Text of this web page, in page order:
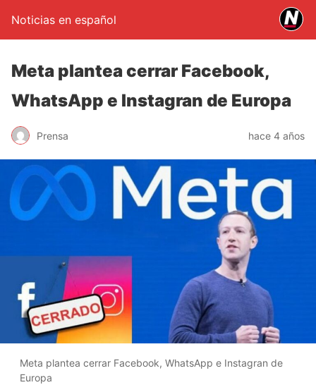
Noticias en español
Meta plantea cerrar Facebook,
WhatsApp e Instagran de Europa
Prensa hace 4 años
Meta plantea cerrar Facebook, WhatsApp e Instagran de
Europa